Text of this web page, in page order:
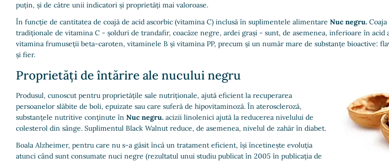
puțin, și de către unii indicatori și proprietăți mai valoroase.
În funcție de cantitatea de coajă de acid ascorbic (vitamina C) inclusă în suplimentele alimentare Nuc negru.
tradiționale de vitamina C - șolduri de trandafir, coacăze negre, ardei grași - sunt, de asemenea, inferioare în
vitamina frumuseții beta-caroten, vitaminele B și vitamina PP, precum și un număr mare de substanțe bioactive:
și fier.
Proprietăți de întărire ale nucului negru
Produsul, cunoscut pentru proprietățile sale nutriționale, ajută eficient la recuperarea
persoanelor slăbite de boli, epuizate sau care suferă de hipovitaminoză. În ateroscleroză,
substanțele nutritive conținute în Nuc negru. acizii linolenici ajută la reducerea nivelului de
colesterol din sânge. Suplimentul Black Walnut reduce, de asemenea, nivelul de zahăr în diabet.
Boala Alzheimer, pentru care nu s-a găsit încă un tratament eficient, își încetinește evoluția
atunci când sunt consumate nuci negre (rezultatul unui studiu publicat în 2005 în publicația de